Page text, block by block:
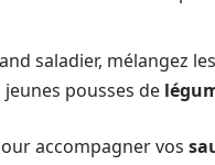
saladier, mélangez les
jeunes pousses de
accompagner vos